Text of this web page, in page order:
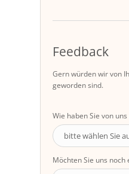
Feedback
Gern würden wir von
geworden sind.
Wie haben Sie von
Möchten Sie uns noch